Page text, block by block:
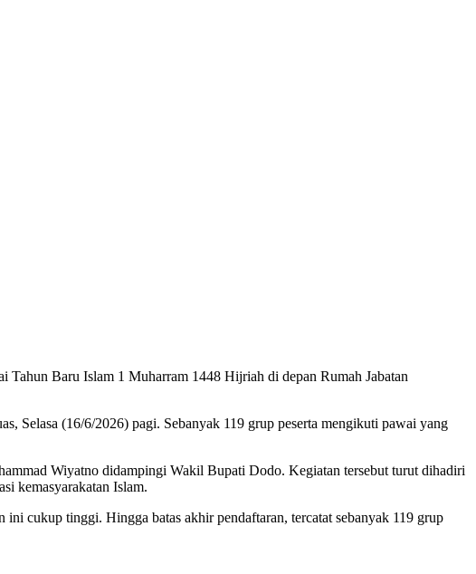
Baru Islam 1 Muharram 1448 Hijriah di depan Rumah Jabatan
Selasa (16/6/2026) pagi. Sebanyak 119 grup peserta mengikuti pawai yang
Wiyatno didampingi Wakil Bupati Dodo. Kegiatan tersebut turut dihadiri
kemasyarakatan Islam.
cukup tinggi. Hingga batas akhir pendaftaran, tercatat sebanyak 119 grup